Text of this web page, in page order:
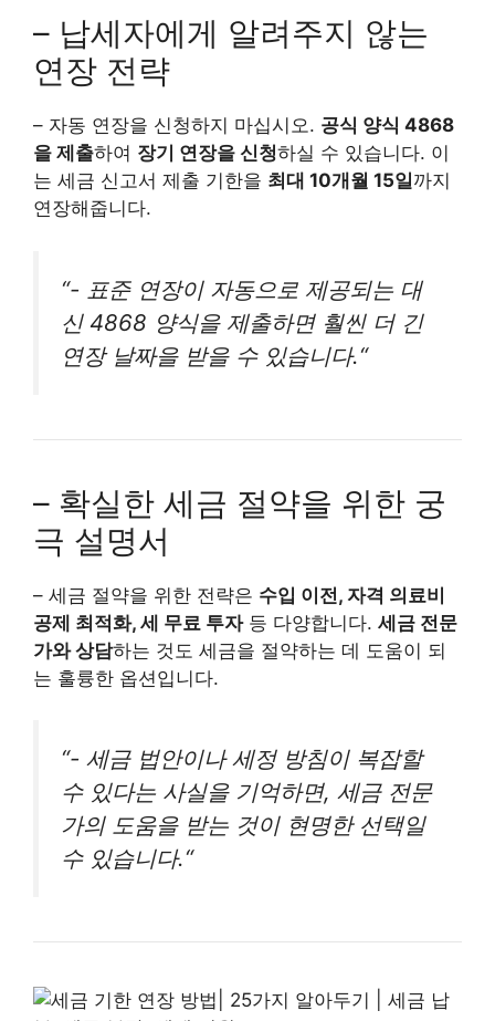
– 납세자에게 알려주지 않는
연장 전략
– 자동 연장을 신청하지 마십시오. 공식 양식 4868
을 제출하여 장기 연장을 신청하실 수 있습니다. 이
는 세금 신고서 제출 기한을 최대 10개월 15일까지
연장해줍니다.
“- 표준 연장이 자동으로 제공되는 대
신 4868 양식을 제출하면 훨씬 더 긴
연장 날짜을 받을 수 있습니다.“
– 확실한 세금 절약을 위한 궁
극 설명서
– 세금 절약을 위한 전략은 수입 이전, 자격 의료비
공제 최적화, 세 무료 투자등 다양합니다. 세금 전문
가와 상담하는 것도 세금을 절약하는 데 도움이 되
는 훌륭한 옵션입니다.
“- 세금 법안이나 세정 방침이 복잡할
수 있다는 사실을 기억하면, 세금 전문
가의 도움을 받는 것이 현명한 선택일
수 있습니다.“